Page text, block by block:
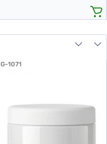
G-1071